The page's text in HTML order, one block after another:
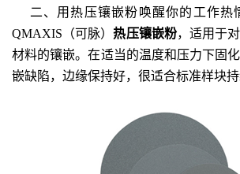
二、用热压镶嵌粉唤醒你的工作热
QMAXIS （可脉）热压镶嵌粉，适用于
材料的镶嵌。在适当的温度和压力下固
嵌缺陷，边缘保持好，很适合标准样块持